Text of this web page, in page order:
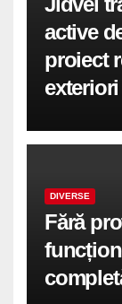
active
proiect
DIVERSE
Fără